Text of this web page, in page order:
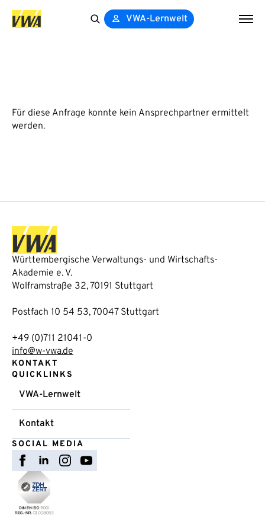
VWA-Lernwelt
Für diese Anfrage konnte kein Ansprechpartner ermittelt
werden.
Württembergische Verwaltungs- und Wirtschafts-
Akademie e. V.
Wolframstraße 32, 70191 Stuttgart
Postfach 10 54 53, 70047 Stuttgart
+49 (0)711 21041-0
info@w-vwa.de
KONTAKT
QUICKLINKS
VWA-Lernwelt
Kontakt
SOCIAL MEDIA